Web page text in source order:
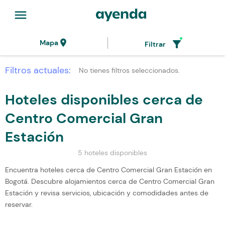
menu
Mapalocation_on Filtrar filter_alt
Filtros actuales: No tienes filtros seleccionados.
Hoteles disponibles cerca de
Centro Comercial Gran
Estación
5 hoteles disponibles
Encuentra hoteles cerca de Centro Comercial Gran Estación en
Bogotá. Descubre alojamientos cerca de Centro Comercial Gran
Estación y revisa servicios, ubicación y comodidades antes de
reservar.